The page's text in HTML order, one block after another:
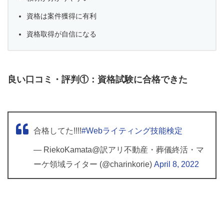
資格は案件獲得に有利
資格取得が自信になる
良い口コミ・評判①：資格試験に合格できた
合格してた!!!!#Webライティング技能検定
— RiekoKamata@訳アリ不動産・葬儀終活・マ
ーケ領域ライター (@charinkorie) April 8, 2022